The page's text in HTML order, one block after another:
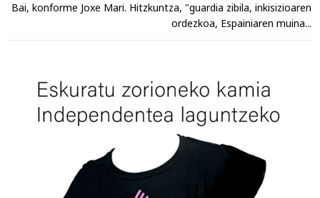
Bai, konforme Joxe Mari. Hitzkuntza, "guardia zibila, inkisizioaren
ordezkoa, Espainiaren muina...